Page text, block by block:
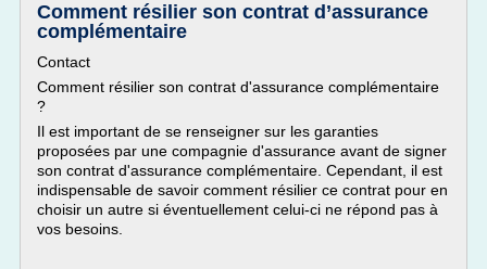
Comment résilier son contrat d’assurance
complémentaire
Contact
Comment résilier son contrat d'assurance complémentaire
?
Il est important de se renseigner sur les garanties
proposées par une compagnie d'assurance avant de signer
son contrat d'assurance complémentaire. Cependant, il est
indispensable de savoir comment résilier ce contrat pour en
choisir un autre si éventuellement celui-ci ne répond pas à
vos besoins.